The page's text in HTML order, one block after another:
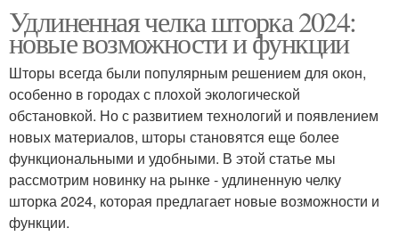
Удлиненная челка шторка 2024:
новые возможности и функции
Шторы всегда были популярным решением для окон,
особенно в городах с плохой экологической
обстановкой. Но с развитием технологий и появлением
новых материалов, шторы становятся еще более
функциональными и удобными. В этой статье мы
рассмотрим новинку на рынке - удлиненную челку
шторка 2024, которая предлагает новые возможности и
функции.